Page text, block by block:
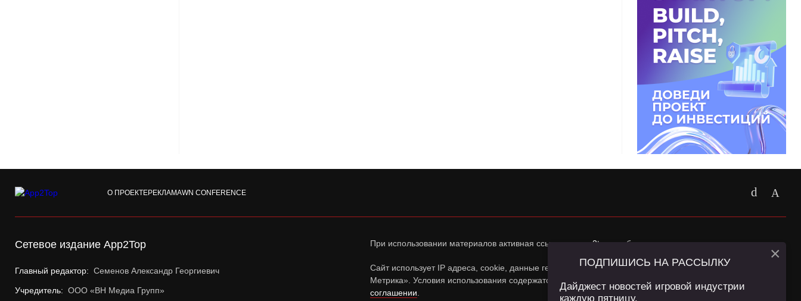
О ПРОЕКТЕРЕКЛАМАWN CONFERENCE
Сетевое издание App2Top
Главный редактор: Семенов Александр Георгиевич
Учредитель: ООО «ВН Медиа Групп»
При использовании материалов активная ссылка наapp2top.ruобязательна.
Сайт использует IP адреса, cookie, данные геолокации Пользователей сайта и сервис «Яндекс
Метрика». Условия использования содержатся в
Политике конфиденциальностии
соглашении
ПОДПИШИСЬ НА РАССЫЛКУ
Дайджест новостей игровой индустрии
каждую пятницу.
×